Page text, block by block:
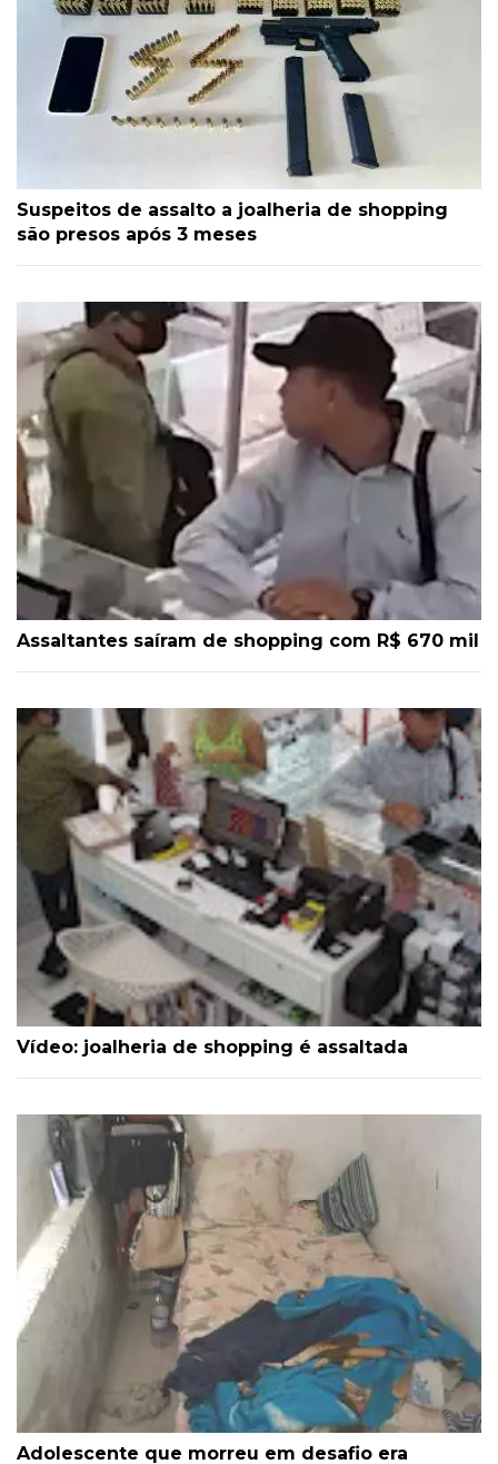
Suspeitos de assalto a joalheria de shopping
são presos após 3 meses
Assaltantes saíram de shopping com R$ 670 mil
Vídeo: joalheria de shopping é assaltada
Adolescente que morreu em desafio era